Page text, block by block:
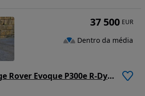
Land Rover Range Rover Evoque P300e R-Dynamic
37 500 EUR
Dentro da média